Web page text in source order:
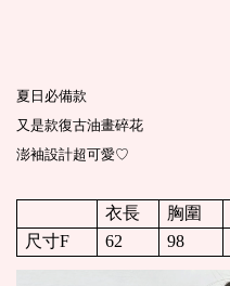
夏日必備款
又是款復古油畫碎花
澎袖設計超可愛♡
衣長 胸圍
尺寸F
62 98